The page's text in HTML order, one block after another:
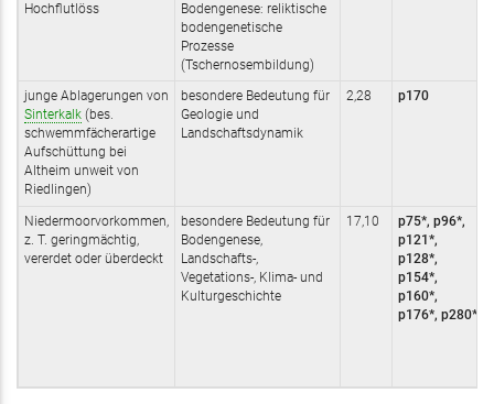
Hochflutlöss
Bodengenese: reliktische
bodengenetische
Prozesse
(Tschernosembildung)
junge Ablagerungen von
Sinterkalk (bes.
schwemmfächerartige
Aufschüttung bei
Altheim unweit von
Riedlingen)
besondere Bedeutung für
Geologie und
Landschaftsdynamik
2,28 p170
Niedermoorvorkommen,
z. T. geringmächtig,
vererdet oder überdeckt
besondere Bedeutung für
Bodengenese,
Landschafts-,
Vegetations-, Klima- und
Kulturgeschichte
17,10
p75*, p96*,
p121*,
p128*,
p154*,
p160*,
p176*, p280*